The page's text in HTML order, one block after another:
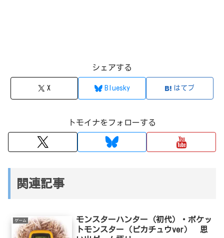
シェアする
X Bluesky はてブ
トモイナをフォローする
関連記事
ゲーム
モンスターハンター（初代）・ポケッ
トモンスター（ピカチュウver） 思